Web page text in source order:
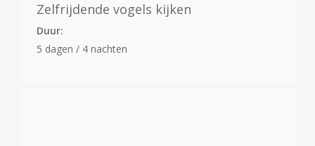
Zelfrijdende vogels kijken
Duur:
5 dagen / 4 nachten